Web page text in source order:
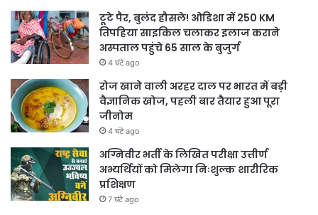
टूटे पैर, बुलंद हौसले! ओडिशा में 250 KM
तिपहिया साइकिल चलाकर इलाज कराने
अस्पताल पहुंचे 65 साल के बुजुर्ग
4 घंटे ago
रोज खाने वाली अरहर दाल पर भारत में बड़ी
वैज्ञानिक खोज, पहली बार तैयार हुआ पूरा
जीनोम
4 घंटे ago
अग्निवीर भर्ती के लिखित परीक्षा उत्तीर्ण
अभ्यर्थियों को मिलेगा निःशुल्क शारीरिक
प्रशिक्षण
7 घंटे ago